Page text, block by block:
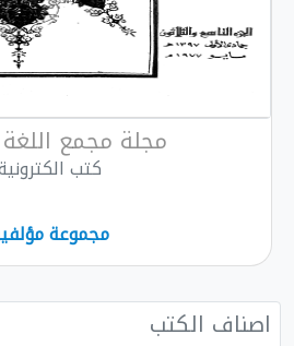
مجلة مجمع اللغة
كتب
مجموعة
اصناف الكتب